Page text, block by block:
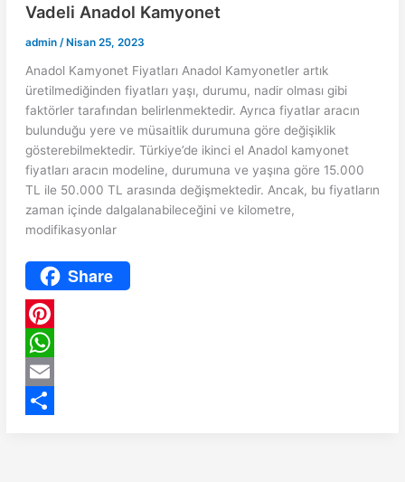
Vadeli Anadol Kamyonet
admin /Nisan 25, 2023
Anadol Kamyonet Fiyatları Anadol Kamyonetler artık
üretilmediğinden fiyatları yaşı, durumu, nadir olması gibi
faktörler tarafından belirlenmektedir. Ayrıca fiyatlar aracın
bulunduğu yere ve müsaitlik durumuna göre değişiklik
gösterebilmektedir. Türkiye’de ikinci el Anadol kamyonet
fiyatları aracın modeline, durumuna ve yaşına göre 15.000
TL ile 50.000 TL arasında değişmektedir. Ancak, bu fiyatların
zaman içinde dalgalanabileceğini ve kilometre,
modifikasyonlar
Share
P
n
W
hE